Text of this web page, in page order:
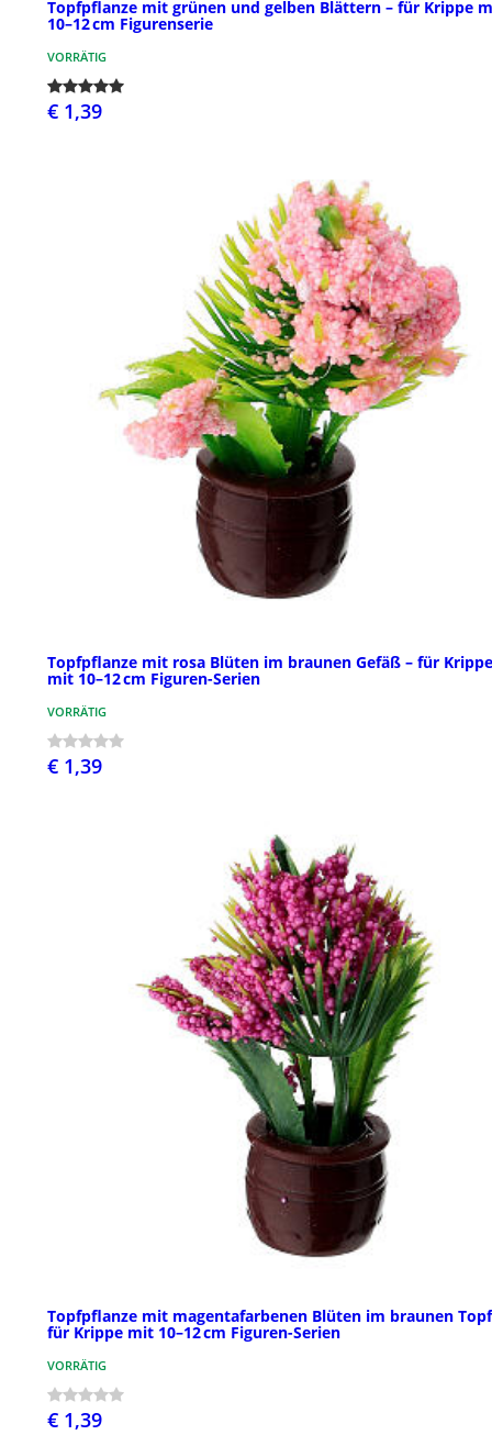
Topfpflanze mit grünen und gelben Blättern – für Krippe
10–12 cm Figurenserie
VORRÄTIG
€ 1,39
Topfpflanze mit rosa Blüten im braunen Gefäß – für Krippe
mit 10–12 cm Figuren-Serien
VORRÄTIG
€ 1,39
Topfpflanze mit magentafarbenen Blüten im braunen
für Krippe mit 10–12 cm Figuren-Serien
VORRÄTIG
€ 1,39